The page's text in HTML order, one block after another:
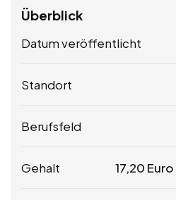
Überblick
Datum veröffentlicht
Standort
Berufsfeld
Gehalt 17,20 Euro